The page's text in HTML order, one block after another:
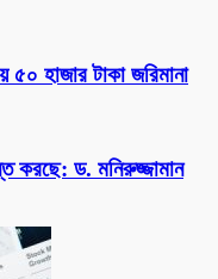
হাজার টাকা জরিমানা
করছে: ড. মনিরুজ্জামান